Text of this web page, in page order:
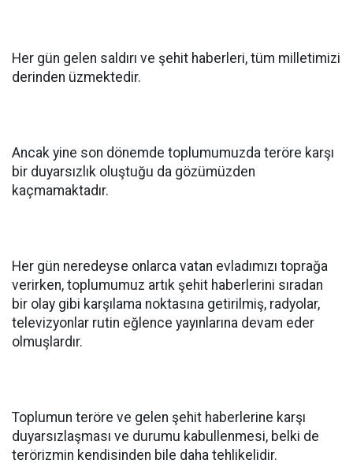
Her gün gelen saldırı ve şehit haberleri, tüm milletimizi
derinden üzmektedir.
Ancak yine son dönemde toplumumuzda teröre karşı
bir duyarsızlık oluştuğu da gözümüzden
kaçmamaktadır.
Her gün neredeyse onlarca vatan evladımızı toprağa
verirken, toplumumuz artık şehit haberlerini sıradan
bir olay gibi karşılama noktasına getirilmiş, radyolar,
televizyonlar rutin eğlence yayınlarına devam eder
olmuşlardır.
Toplumun teröre ve gelen şehit haberlerine karşı
duyarsızlaşması ve durumu kabullenmesi, belki de
terörizmin kendisinden bile daha tehlikelidir.